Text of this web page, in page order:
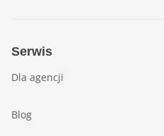
Serwis
Dla agencji
Blog